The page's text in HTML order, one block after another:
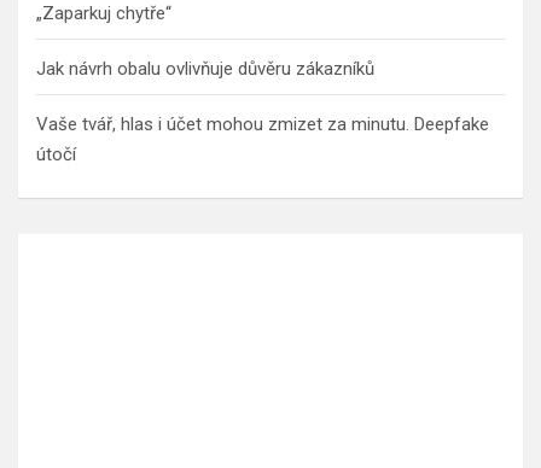
„Zaparkuj chytře“
Jak návrh obalu ovlivňuje důvěru zákazníků
Vaše tvář, hlas i účet mohou zmizet za minutu. Deepfake
útočí